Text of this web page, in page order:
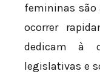
femininas são
ocorrer
dedicam à
legislativas e